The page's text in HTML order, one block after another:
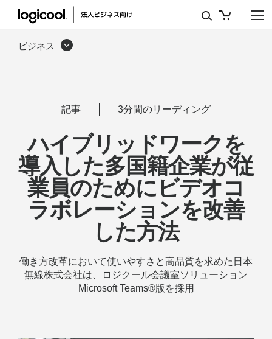
ロ
ジ
品
（MS
TEAMS
用）
デ
ビジネス
記事 3分間のリーディング
ハイブリッドワークを
導入した多国籍企業が従
業員のためにビデオコ
ラボレーションを改善
した方法
働き方改革において使いやすさと高品質を求めた日本
無線株式会社は、ロジクール会議室ソリューション
Microsoft Teams®版を採用